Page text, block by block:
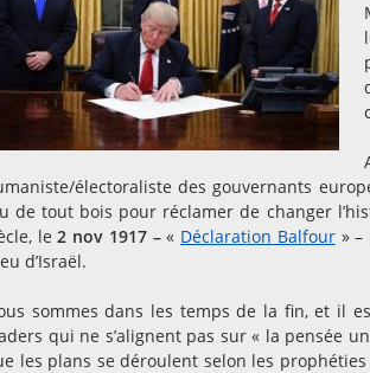
électoraliste des gouvernants
de tout bois pour réclamer de changer
le2 nov 1917 – « Déclaration Balfour» –
d’Israël.
sommes dans les temps de la fin, et il
qui ne s’alignent pas sur « la pensée
les plans se déroulent selon les prophéties